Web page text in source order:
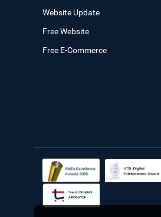
Website Update
Free Website
Free E-Commerce